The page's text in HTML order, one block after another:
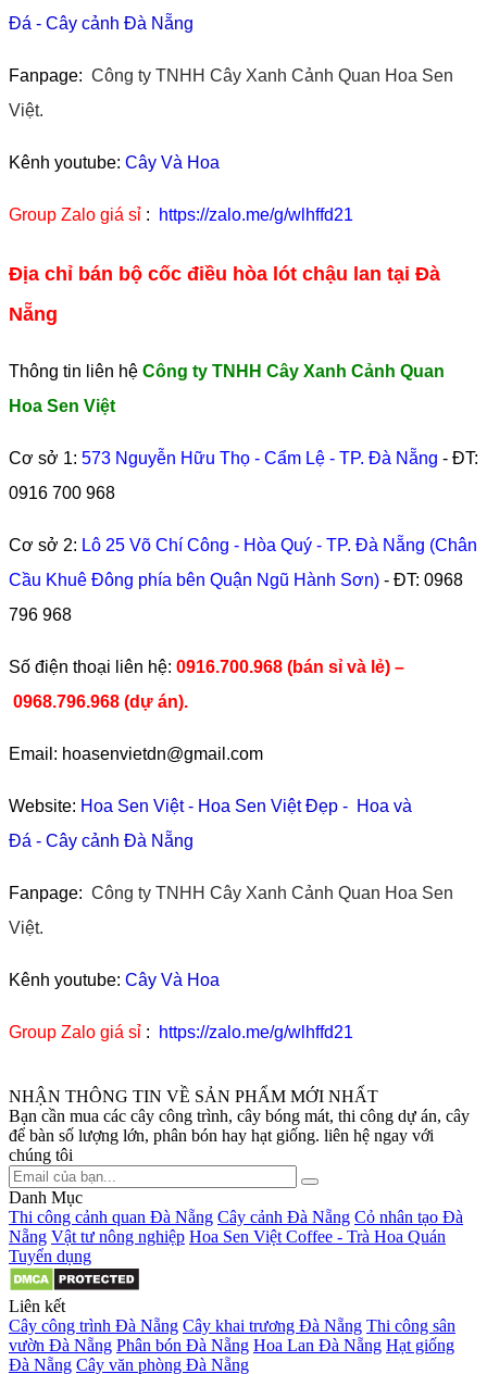
Đá - Cây cảnh Đà Nẵng
Fanpage: Công ty TNHH Cây Xanh Cảnh Quan Hoa Sen
Việt.
Kênh youtube: Cây Và Hoa
Group Zalo giá sỉ : https://zalo.me/g/wlhffd21
Địa chỉ bán bộ cốc điều hòa lót chậu lan tại Đà
Nẵng
Thông tin liên hệ Công ty TNHH Cây Xanh Cảnh Quan
Hoa Sen Việt
Cơ sở 1: 573 Nguyễn Hữu Thọ - Cẩm Lệ - TP. Đà Nẵng - ĐT:
0916 700 968
Cơ sở 2: Lô 25 Võ Chí Công - Hòa Quý - TP. Đà Nẵng (Chân
Cầu Khuê Đông phía bên Quận Ngũ Hành Sơn) - ĐT: 0968
796 968
​Số điện thoại liên hệ: 0916.700.968 (bán sỉ và lẻ) –
0968.796.968 (dự án).
Email: hoasenvietdn@gmail.com
Website: Hoa Sen Việt- Hoa Sen Việt Đẹp - Hoa và
Đá - Cây cảnh Đà Nẵng
Fanpage: Công ty TNHH Cây Xanh Cảnh Quan Hoa Sen
Việt.
Kênh youtube: Cây Và Hoa
Group Zalo giá sỉ : https://zalo.me/g/wlhffd21
NHẬN THÔNG TIN VỀ SẢN PHẨM MỚI NHẤT
Bạn cần mua các cây công trình, cây bóng mát, thi công dự án, cây
để bàn số lượng lớn, phân bón hay hạt giống. liên hệ ngay với
chúng tôi
Danh Mục
Thi công cảnh quan Đà Nẵng Cây cảnh Đà Nẵng Cỏ nhân tạo Đà
Nẵng Vật tư nông nghiệp Hoa Sen Việt Coffee - Trà Hoa Quán
Tuyển dụng
Liên kết
Cây công trình Đà Nẵng Cây khai trương Đà Nẵng Thi công sân
vườn Đà Nẵng Phân bón Đà Nẵng Hoa Lan Đà Nẵng Hạt giống
Đà Nẵng Cây văn phòng Đà Nẵng